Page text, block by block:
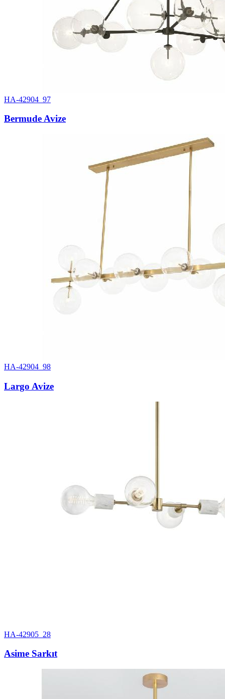
HA-42904_97
Bermude Avize
HA-42904_98
Largo Avize
HA-42905_28
Asime Sarkıt